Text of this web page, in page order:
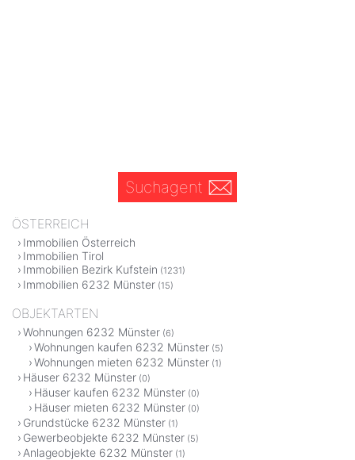
Suchagent
ÖSTERREICH
Immobilien Österreich
Immobilien Tirol
Immobilien Bezirk Kufstein (1231)
Immobilien 6232 Münster (15)
OBJEKTARTEN
Wohnungen 6232 Münster (6)
Wohnungen kaufen 6232 Münster (5)
Wohnungen mieten 6232 Münster (1)
Häuser 6232 Münster (0)
Häuser kaufen 6232 Münster (0)
Häuser mieten 6232 Münster (0)
Grundstücke 6232 Münster (1)
Gewerbeobjekte 6232 Münster (5)
Anlageobjekte 6232 Münster (1)